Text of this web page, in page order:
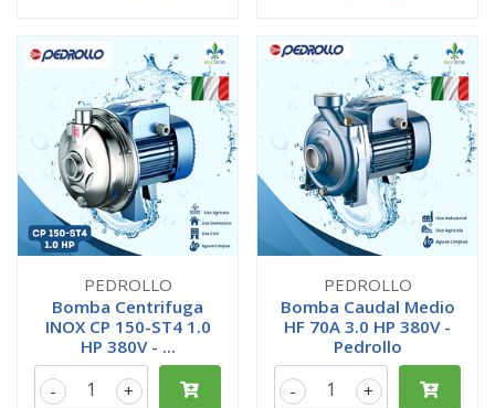
PEDROLLO
Bomba Centrifuga
INOX CP 150-ST4 1.0
HP 380V - ...
+
-
PEDROLLO
Bomba Caudal Medio
HF 70A 3.0 HP 380V -
Pedrollo
+
-